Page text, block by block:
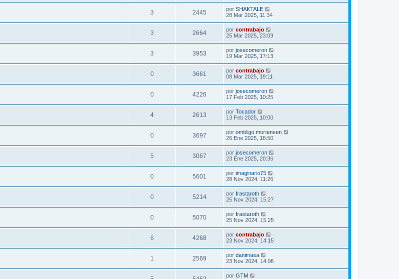
3 2445 por SHAKTALE
28 Mar 2025, 11:34
3 2664 por contrabajo
25 Mar 2025, 23:09
3 3953 por josecomeron
19 Mar 2025, 17:13
0 3661 por contrabajo
08 Mar 2025, 19:11
0 4226 por josecomeron
17 Feb 2025, 10:25
4 2613 por Tocador
13 Feb 2025, 10:00
0 3697 por ombligo mortensen
26 Ene 2025, 18:50
5 3067 por josecomeron
23 Ene 2025, 20:36
0 5601 por imaginario75
28 Nov 2024, 11:26
0 5214 por Irastaroth
25 Nov 2024, 15:27
0 5070 por Irastaroth
25 Nov 2024, 15:25
6 4268 por contrabajo
23 Nov 2024, 14:15
1 2569 por danimasa
23 Nov 2024, 14:08
por GTM